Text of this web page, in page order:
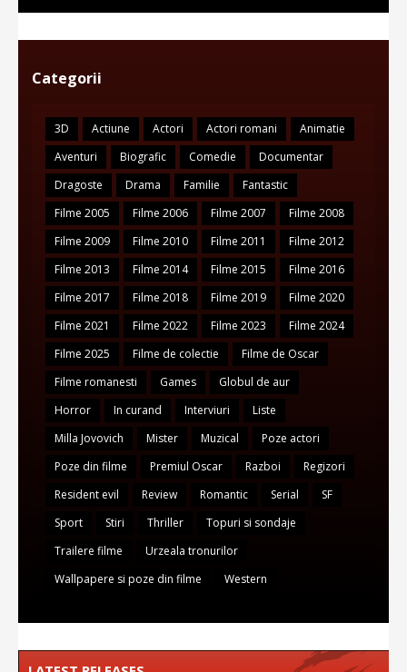
Categorii
3D Actiune Actori Actori romani
Animatie
Aventuri
Biografic Comedie
Documentar
Dragoste
Drama Familie
Fantastic
Filme 2005
Filme 2006 Filme 2007
Filme 2008
Filme 2009
Filme 2010 Filme 2011
Filme 2012
Filme 2013
Filme 2014 Filme 2015
Filme 2016
Filme 2017
Filme 2018 Filme 2019
Filme 2020
Filme 2021
Filme 2022 Filme 2023
Filme 2024
Filme 2025
Filme de colectie
Filme de Oscar
Filme romanesti
Games
Globul de aur
Horror
In curand Interviuri
Liste
Milla Jovovich
Mister Muzical
Poze actori
Poze din filme
Premiul Oscar Razboi
Regizori
Resident evil
Review Romantic Serial
SF
Sport
Stiri Thriller
Topuri si sondaje
Trailere filme
Urzeala tronurilor
Wallpapere si poze din filme
Western